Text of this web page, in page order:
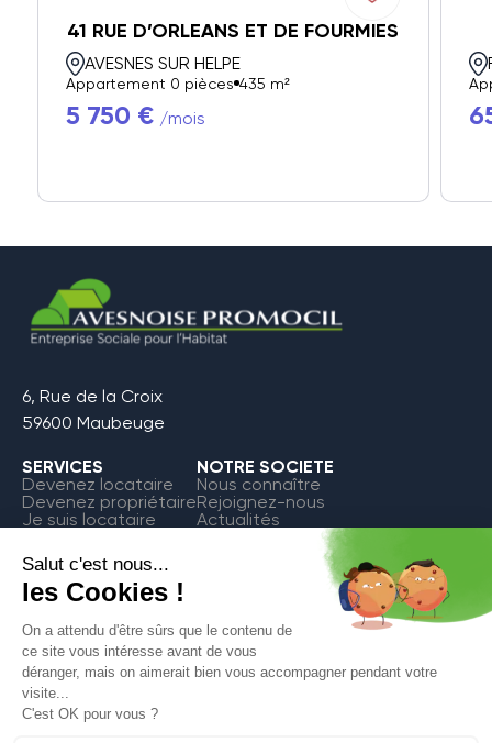
41 RUE D’ORLEANS ET DE FOURMIES
AVESNES SUR HELPE
Appartement 0 pièces 435 m²
5 750 € /mois
6, Rue de la Croix
59600 Maubeuge
SERVICES
Devenez locataire
Devenez propriétaire
Je suis locataire
NOTRE SOCIETE
Nous connaître
Rejoignez-nous
Actualités
Espace Locataire